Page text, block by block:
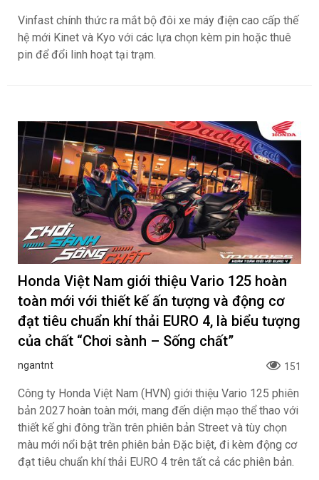
Vinfast chính thức ra mắt bộ đôi xe máy điện cao cấp thế
hệ mới Kinet và Kyo với các lựa chọn kèm pin hoặc thuê
pin để đổi linh hoạt tại trạm.
Honda Việt Nam giới thiệu Vario 125 hoàn
toàn mới với thiết kế ấn tượng và động cơ
đạt tiêu chuẩn khí thải EURO 4, là biểu tượng
của chất “Chơi sành – Sống chất”
ngantnt 151
Công ty Honda Việt Nam (HVN) giới thiệu Vario 125 phiên
bản 2027 hoàn toàn mới, mang đến diện mạo thể thao với
thiết kế ghi đông trần trên phiên bản Street và tùy chọn
màu mới nổi bật trên phiên bản Đặc biệt, đi kèm động cơ
đạt tiêu chuẩn khí thải EURO 4 trên tất cả các phiên bản.